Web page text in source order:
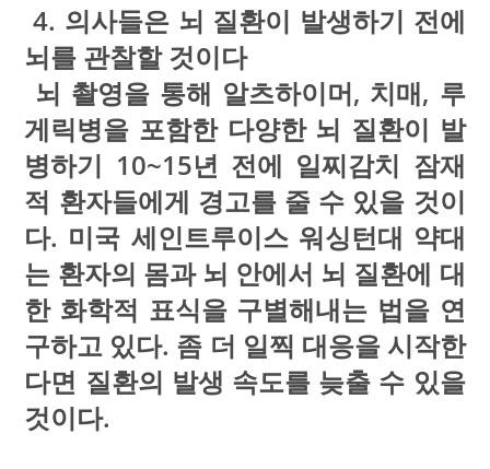
4. 의사들은 뇌 질환이 발생하기 전에
뇌를 관찰할 것이다
뇌 촬영을 통해 알츠하이머, 치매, 루
게릭병을 포함한 다양한 뇌 질환이 발
병하기 10~15년 전에 일찌감치 잠재
적 환자들에게 경고를 줄 수 있을 것이
다. 미국 세인트루이스 워싱턴대 약대
는 환자의 몸과 뇌 안에서 뇌 질환에 대
한 화학적 표식을 구별해내는 법을 연
구하고 있다. 좀 더 일찍 대응을 시작한
다면 질환의 발생 속도를 늦출 수 있을
것이다.